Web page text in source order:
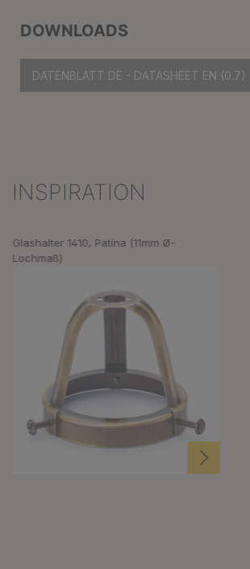
DOWNLOADS
DATENBLATT DE - DATASHEET EN (0.7)
Produktgalerie überspringen
INSPIRATION
Glashalter 1410, Patina (11mm Ø-
Lochmaß)